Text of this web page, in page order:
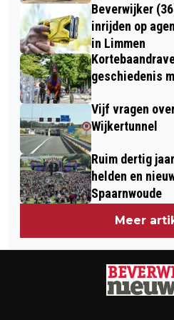
Beverwijker
inrijden op
in Limmen
geschiedenis
Vijf vragen
Wijkertunnel
Ruim dertig
helden en
Spaarnwoude
Meer